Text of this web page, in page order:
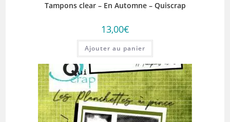
Tampons clear – En Automne – Quiscrap
13,00€
Ajouter au panier